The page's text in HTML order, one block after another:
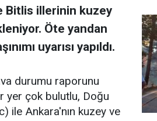
Bitlis illerinin kuzey
Öte yandan
uyarısı yapıldı.
durumu raporunu
yer çok bulutlu, Doğu
ile Ankara'nın kuzey ve